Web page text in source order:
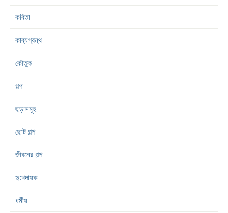
কবিতা
কাব্যগ্রন্থ
কৌতুক
গল্প
ছড়াসমূহ
ছোট গল্প
জীবনের গল্প
দু:খদায়ক
ধর্মীয়